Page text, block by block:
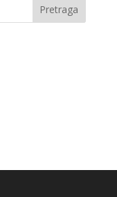
Pretraga